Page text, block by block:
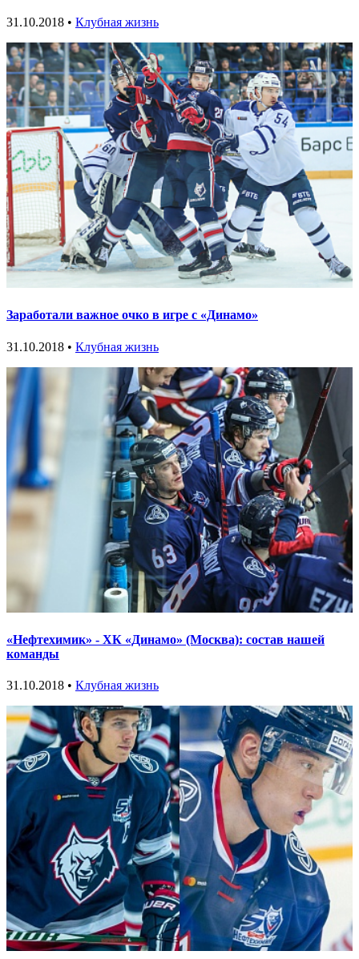
31.10.2018 • Клубная жизнь
Заработали важное очко в игре с «Динамо»
31.10.2018 • Клубная жизнь
«Нефтехимик» - ХК «Динамо» (Москва): состав нашей
команды
31.10.2018 • Клубная жизнь